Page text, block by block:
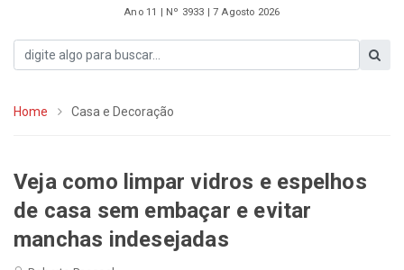
Ano 11 | Nº 3933 | 7 Agosto 2026
Home Casa e Decoração
Veja como limpar vidros e espelhos
de casa sem embaçar e evitar
manchas indesejadas